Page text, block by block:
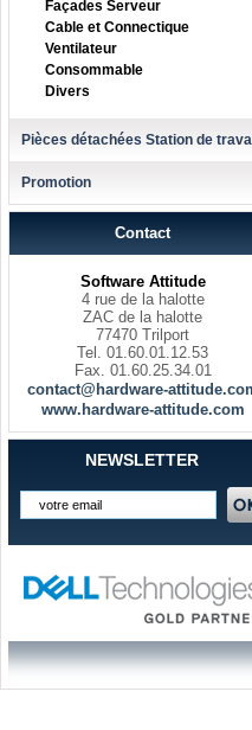
Façades Serveur
Cable et Connectique
Ventilateur
Consommable
Divers
Pièces détachées Station de
Promotion
Contact
Software Attitude
4 rue de la halotte
ZAC de la halotte
77470 Trilport
Tel. 01.60.01.12.53
Fax. 01.60.25.34.01
contact@hardware-
www.hardware-attitude.com
NEWSLETTER